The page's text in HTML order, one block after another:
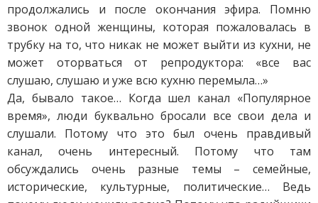
продолжались и после окончания эфира. Помню
звонок одной женщины, которая пожаловалась в
трубку на то, что никак не может выйти из кухни, не
может оторваться от репродуктора: «все вас
слушаю, слушаю и уже всю кухню перемыла…»
Да, бывало такое… Когда шел канал «Популярное
время», люди буквально бросали все свои дела и
слушали. Потому что это был очень правдивый
канал, очень интересный. Потому что там
обсуждались очень разные темы – семейные,
исторические, культурные, политические… Ведь